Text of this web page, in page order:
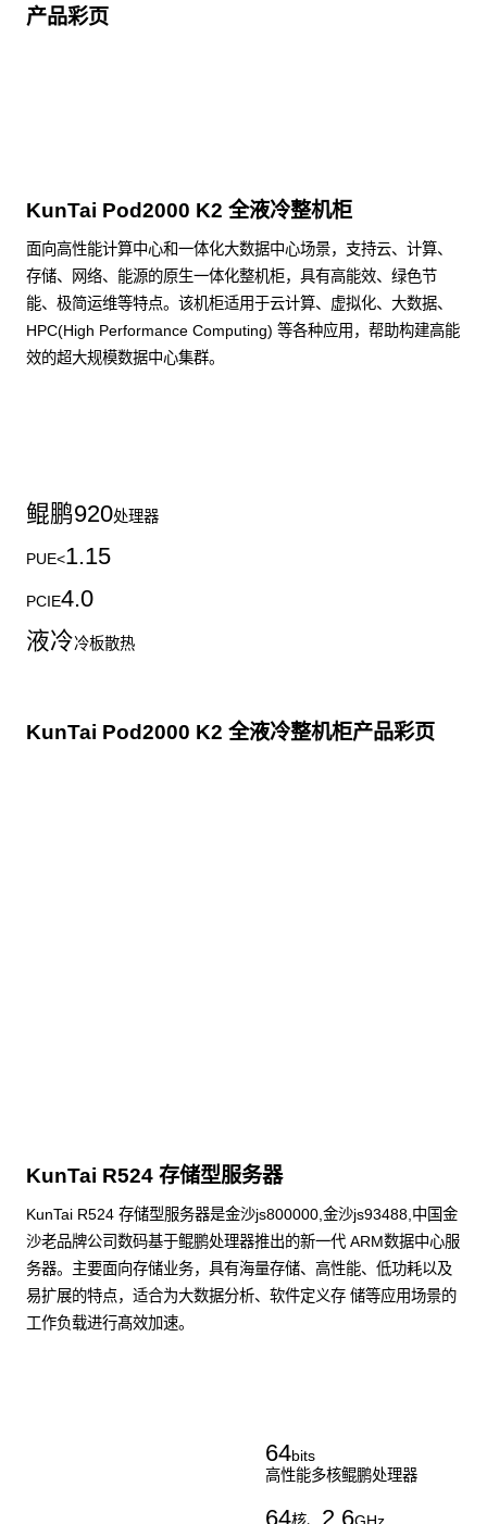
产品彩页
KunTai Pod2000 K2 全液冷整机柜
面向高性能计算中心和一体化大数据中心场景，支持云、计算、
存储、网络、能源的原生一体化整机柜，具有高能效、绿色节
能、极简运维等特点。该机柜适用于云计算、虚拟化、大数据、
HPC(High Performance Computing) 等各种应用，帮助构建高能
效的超大规模数据中心集群。
鲲鹏920处理器
PUE<1.15
PCIE4.0
液冷冷板散热
KunTai Pod2000 K2 全液冷整机柜产品彩页
KunTai R524 存储型服务器
KunTai R524 存储型服务器是金沙js800000,金沙js93488,中国金
沙老品牌公司数码基于鲲鹏处理器推出的新一代 ARM数据中心服
务器。主要面向存储业务，具有海量存储、高性能、低功耗以及
易扩展的特点，适合为大数据分析、软件定义存 储等应用场景的
工作负载进行髙效加速。
64bits
高性能多核鲲鹏处理器
64 2.6